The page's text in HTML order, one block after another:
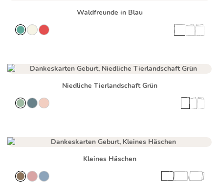
Waldfreunde in Blau
Niedliche Tierlandschaft Grün
Kleines Häschen